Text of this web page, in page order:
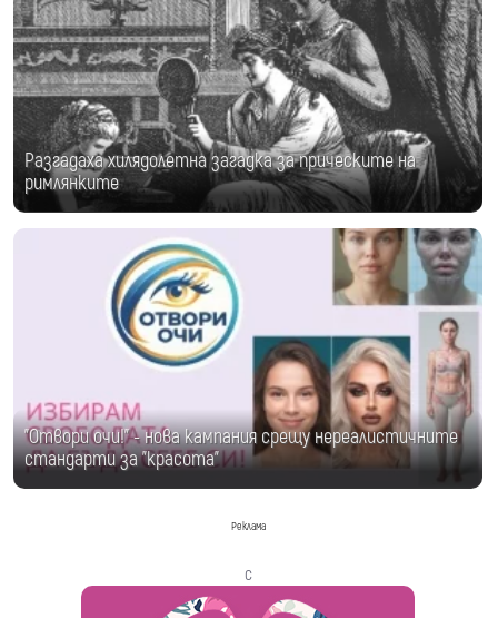
Разгадаха хилядолетна загадка за прическите на
римлянките
"Отвори очи!" - нова кампания срещу нереалистичните
стандарти за "красота"
Реклама
с